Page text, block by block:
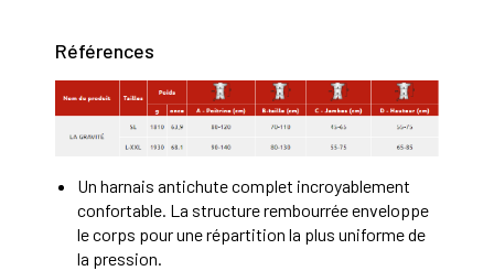
Références
Un harnais antichute complet incroyablement
confortable. La structure rembourrée enveloppe
le corps pour une répartition la plus uniforme de
la pression.